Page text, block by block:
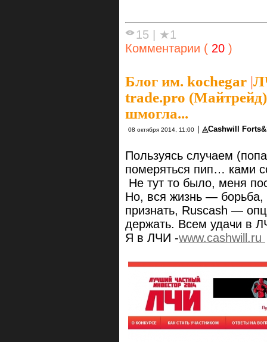
15 | ★1
Комментарии ( 20 )
Блог им. kochegar |
trade.pro
шмогла...
08 октября 2014, 11:00 | ◬Cashwill
Пользуясь случаем
померяться пип… ками
Не тут то было, меня
Но, вся жизнь — борьба,
признать, Ruscash —
держать. Всем удачи в
Я в ЛЧИ -www.cashwill.ru